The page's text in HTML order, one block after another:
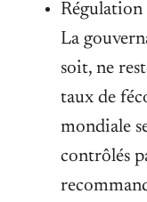
Régulation
La
soit, ne
taux de
mondiale
contrôlés